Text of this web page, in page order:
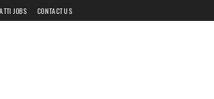
JOBS CONTACT US